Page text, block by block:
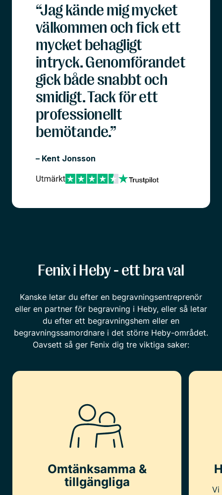
“Jag kände mig mycket
välkommen och fick ett
mycket behagligt
intryck. Genomförandet
gick både snabbt och
smidigt. Tack för ett
professionellt
bemötande.”
– Kent Jonsson
Fenix i Heby - ett bra val
Kanske letar du efter en begravningsentreprenör
eller en partner för begravning i Heby, eller så letar
du efter ett begravningshem eller en
begravningssamordnare i det större Heby-området.
Oavsett så ger Fenix dig tre viktiga saker:
Omtänksamma &
tillgängliga
Vi